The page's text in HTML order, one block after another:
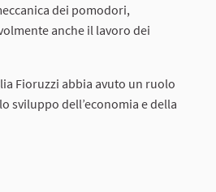
dei pomodori,
anche il lavoro dei
Fioruzzi abbia avuto un ruolo
sviluppo dell’economia e della